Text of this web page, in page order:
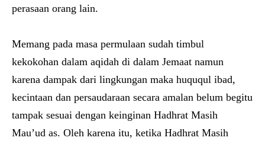
perasaan orang lain.
Memang pada masa permulaan sudah timbul
kekokohan dalam aqidah di dalam Jemaat namun
karena dampak dari lingkungan maka huququl ibad,
kecintaan dan persaudaraan secara amalan belum begitu
tampak sesuai dengan keinginan Hadhrat Masih
Mau’ud as. Oleh karena itu, ketika Hadhrat Masih